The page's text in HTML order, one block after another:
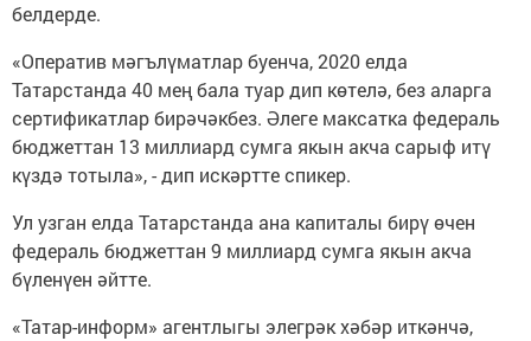
белдерде.
«Оператив мәгълүматлар буенча, 2020 елда
Татарстанда 40 мең бала туар дип көтелә, без аларга
сертификатлар бирәчәкбез. Әлеге максатка федераль
бюджеттан 13 миллиард сумга якын акча сарыф итү
күздә тотыла», - дип искәртте спикер.
Ул узган елда Татарстанда ана капиталы бирү өчен
федераль бюджеттан 9 миллиард сумга якын акча
бүленүен әйтте.
«Татар-информ» агентлыгы элегрәк хәбәр иткәнчә,